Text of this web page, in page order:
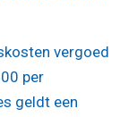
vergoed
per
geldt een